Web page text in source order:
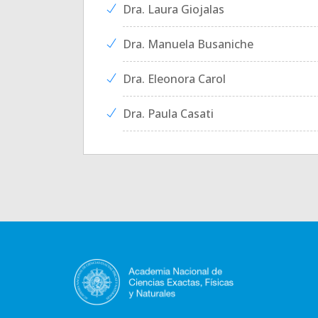
Dra. Laura Giojalas
Dra. Manuela Busaniche
Dra. Eleonora Carol
Dra. Paula Casati